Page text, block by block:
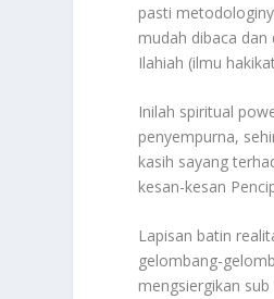
pasti
mudah dibaca
Ilahiah (ilmu
Inilah spiritual
penyempurna,
kasih sayang
kesan-kesan
Lapisan batin
gelombang-
mengsiergikan